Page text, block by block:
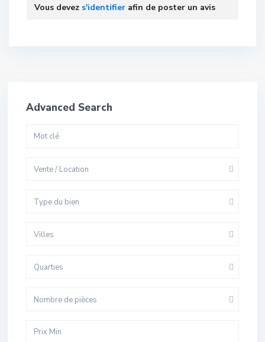
Vous devez s'identifier afin de poster un avis
Advanced Search
Vente / Location
Type du bien
Villes
Quarties
Nombre de pièces